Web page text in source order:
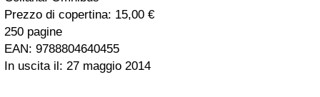
Prezzo di copertina: 15,00 €
250 pagine
EAN: 9788804640455
In uscita il: 27 maggio 2014